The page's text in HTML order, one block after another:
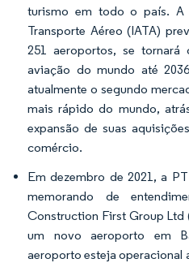
turismo em todo o país. A
Transporte Aéreo (IATA)
251 aeroportos, se
aviação do mundo até
atualmente o segundo
mais rápido do mundo,
expansão de suas
comércio.
Em dezembro de 2021, a
memorando de
Construction First Group Ltd
um novo aeroporto em
aeroporto esteja operacional